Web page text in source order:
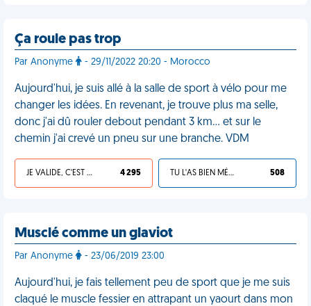
Ça roule pas trop
Par Anonyme - 29/11/2022 20:20 - Morocco
Aujourd'hui, je suis allé à la salle de sport à vélo pour me
changer les idées. En revenant, je trouve plus ma selle,
donc j'ai dû rouler debout pendant 3 km… et sur le
chemin j'ai crevé un pneu sur une branche. VDM
JE VALIDE, C'EST UNE VDM 4 295 TU L'AS BIEN MÉRITÉ 508
Musclé comme un glaviot
Par Anonyme - 23/06/2019 23:00
Aujourd'hui, je fais tellement peu de sport que je me suis
claqué le muscle fessier en attrapant un yaourt dans mon